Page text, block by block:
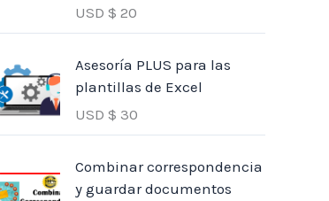
USD $ 20
Asesoría PLUS para las
plantillas de Excel
USD $ 30
Combinar correspondencia
y guardar documentos